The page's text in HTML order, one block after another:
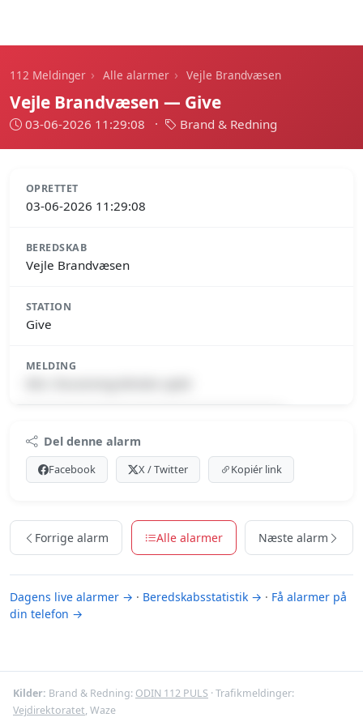
112 Meldinger › Alle alarmer › Vejle Brandvæsen
Vejle Brandvæsen — Give
03-06-2026 11:29:08 · Brand & Redning
OPRETTET
03-06-2026 11:29:08
BEREDSKAB
Vejle Brandvæsen
STATION
Give
MELDING
Premium indhold
Log ind med Premium for at se meldingen.
Se Premium-muligheder
Del denne alarm
Facebook X / Twitter Kopiér link
Forrige alarm Alle alarmer Næste alarm
Dagens live alarmer → · Beredskabsstatistik → · Få alarmer på
din telefon →
Kilder: Brand & Redning: ODIN 112 PULS · Trafikmeldinger:
Vejdirektoratet, Waze